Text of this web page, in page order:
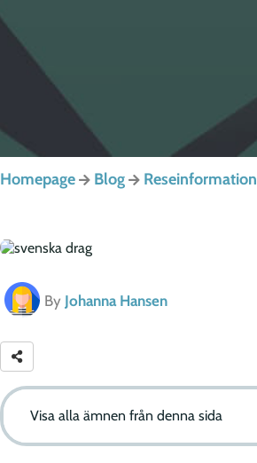
Homepage Blog Reseinformation
By Johanna Hansen
Visa alla ämnen från denna sida